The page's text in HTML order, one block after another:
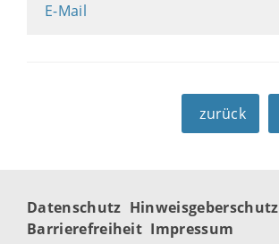
E-Mail
zurück
Datenschutz Hinweisgeberschutz
Barrierefreiheit Impressum